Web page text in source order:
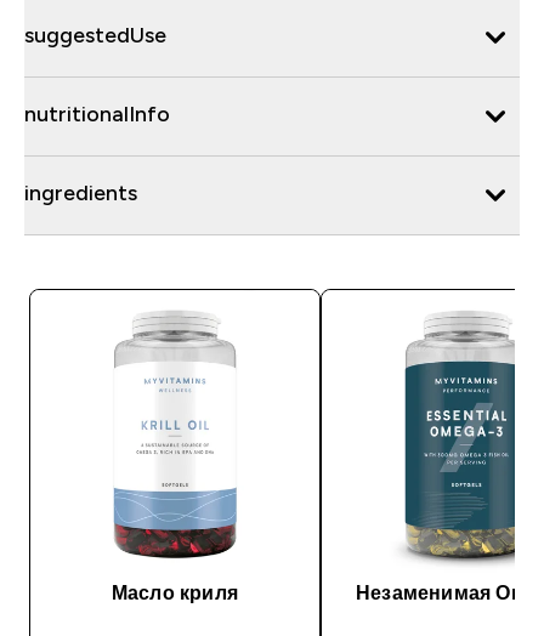
suggestedUse
nutritionalInfo
ingredients
Масло криля Незаменимая